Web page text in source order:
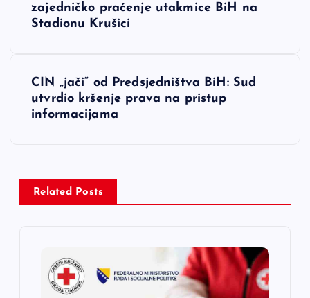
c
zajedničko praćenje utakmice BiH na
Stadionu Krušici
CIN „jači“ od Predsjedništva BiH: Sud
utvrdio kršenje prava na pristup
informacijama
Related Posts